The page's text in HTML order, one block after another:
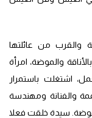
والقرب من عائلتها
والموضة، امرأة
اشتغلت باستمرار
والفنانة ومهندسة
سيدة خلقت فعلا